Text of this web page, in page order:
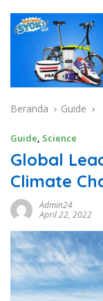
Beranda Guide
Guide, Science
Global
Climate
Admin24
April 22, 2022